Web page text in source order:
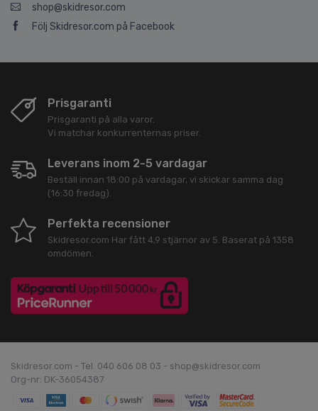
shop@skidresor.com
Följ Skidresor.com på Facebook
Prisgaranti
Prisgaranti på alla varor.
Vi matchar konkurrenternas priser.
Leverans inom 2-5 vardagar
Beställ innan 18:00 på vardagar, vi skickar samma dag
(16:30 fredag).
Perfekta recensioner
Skidresor.com Har fått 4,9 stjärnor av 5 . Baserat på 1358
omdömen.
Skidresor.com - Tel. 040 606 08 03 - shop@skidresor.com
Org-nr: DK-36054387